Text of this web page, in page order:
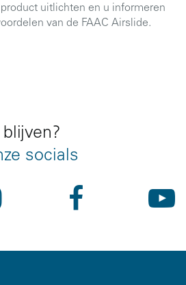
product uitlichten en u informeren
van de FAAC Airslide.
socials